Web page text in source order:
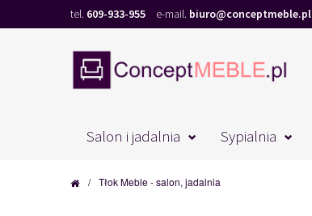
tel. 609-933-955 e-mail. biuro@conceptmeble.pl
Salon i jadalnia Sypialnia
/ Tłok Meble - salon, jadalnia